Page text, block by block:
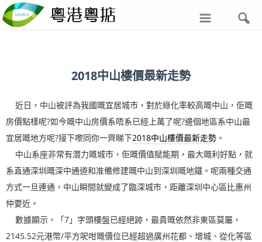
2018中山樓價最新走勢
近日，中山被評為我國嘅宜居城市，對於綠化率較高嘅中山，佢嘅
房價點樣呢?如今嘅中山房價系唔系已經上萬了呢?邊個地區系中山最
宜居嘅地方呢?接下嚟同你一齊睇下2018中山樓價最新走勢 。
中山系座非常有潛力嘅城市，佢嘅價值賦能期，最大嘅利好點，就
系直通深圳嘅深中通道和准備修建嘅中山到深圳嘅地鐵。呢兩種交通
方式一旦連通，中山瞬間就變成了臨深城市，距離深圳中心區比惠州
仲要近。
數據顯示，「7」字頭樓盤已經絕跡，最貴嘅依然非東區莫屬，
2145.52元港幣/平方呎咁嘅價位已經超過廣州花都、增城、從化等區